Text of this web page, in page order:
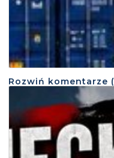
Rozwiń komentarze (